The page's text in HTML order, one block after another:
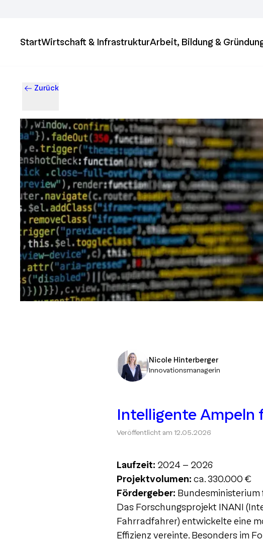
StartWirtschaft & InfrastrukturArbeit, Bildung &
Zurück
Nicole Hinterberger
Innovationsmanagerin
Intelligente Ampeln
Veröffentlicht am 12.05.2026
Laufzeit: 2024 – 2026
Projektvolumen: ca. 330.000 €
Fördergeber:
Das Forschungsprojekt INANI
Fahrradfahrer) entwickelte eine
Effizienz vereinte. Besonders im